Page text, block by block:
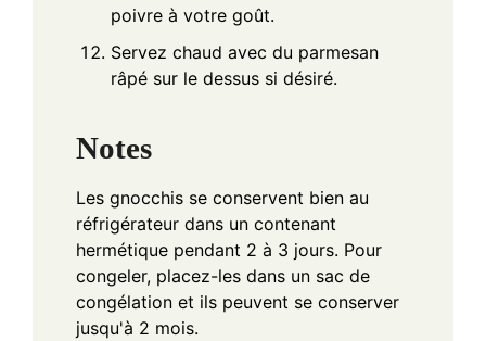
poivre à votre goût.
Servez chaud avec du parmesan
râpé sur le dessus si désiré.
Notes
Les gnocchis se conservent bien au
réfrigérateur dans un contenant
hermétique pendant 2 à 3 jours. Pour
congeler, placez-les dans un sac de
congélation et ils peuvent se conserver
jusqu'à 2 mois.